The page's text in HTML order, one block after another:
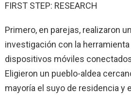
FIRST STEP: RESEARCH
Primero, en parejas, realizaron
investigación con la herramienta
dispositivos móviles
Eligieron un pueblo-aldea
mayoría el suyo de residencia y